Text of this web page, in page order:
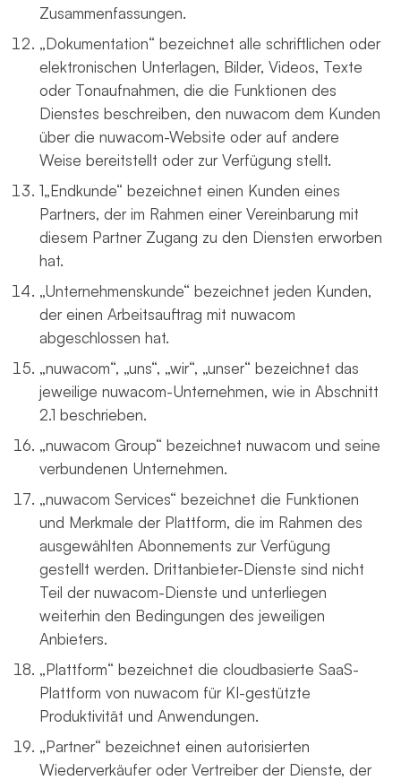
Zusammenfassungen.
„Dokumentation“ bezeichnet alle schriftlichen oder
elektronischen Unterlagen, Bilder, Videos, Texte
oder Tonaufnahmen, die die Funktionen des
Dienstes beschreiben, den nuwacom dem Kunden
über die nuwacom-Website oder auf andere
Weise bereitstellt oder zur Verfügung stellt.
1„Endkunde“ bezeichnet einen Kunden eines
Partners, der im Rahmen einer Vereinbarung mit
diesem Partner Zugang zu den Diensten erworben
hat.
„Unternehmenskunde“ bezeichnet jeden Kunden,
der einen Arbeitsauftrag mit nuwacom
abgeschlossen hat.
„nuwacom“, „uns“, „wir“, „unser“ bezeichnet das
jeweilige nuwacom-Unternehmen, wie in Abschnitt
2.1 beschrieben.
„nuwacom Group“ bezeichnet nuwacom und seine
verbundenen Unternehmen.
„nuwacom Services“ bezeichnet die Funktionen
und Merkmale der Plattform, die im Rahmen des
ausgewählten Abonnements zur Verfügung
gestellt werden. Drittanbieter-Dienste sind nicht
Teil der nuwacom-Dienste und unterliegen
weiterhin den Bedingungen des jeweiligen
Anbieters.
„Plattform“ bezeichnet die cloudbasierte SaaS-
Plattform von nuwacom für KI-gestützte
Produktivität und Anwendungen.
„Partner“ bezeichnet einen autorisierten
Wiederverkäufer oder Vertreiber der Dienste, der